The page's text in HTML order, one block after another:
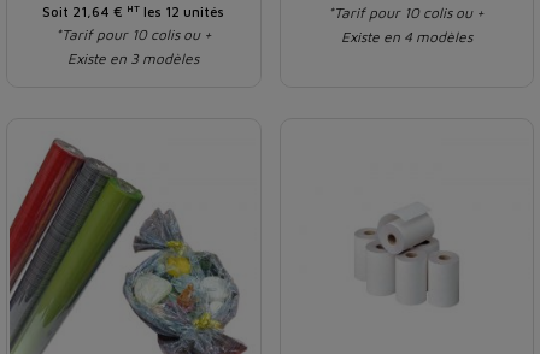
Soit 21,64 € HT les 12 unités
*Tarif pour 10 colis ou +
Existe en 3 modèles
*Tarif pour 10 colis ou +
Existe en 4 modèles